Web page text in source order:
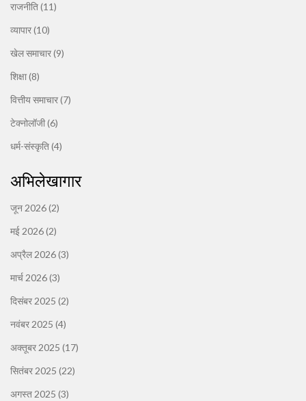
राजनीति(11)
व्यापार(10)
खेल समाचार(9)
शिक्षा(8)
वित्तीय समाचार(7)
टेक्नोलॉजी(6)
धर्म-संस्कृति(4)
अभिलेखागार
जून 2026(2)
मई 2026(2)
अप्रैल 2026(3)
मार्च 2026(3)
दिसंबर 2025 (2)
नवंबर 2025 (4)
अक्तूबर 2025 (17)
सितंबर 2025 (22)
अगस्त 2025 (3)